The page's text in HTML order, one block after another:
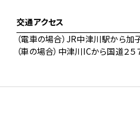
交通アクセス
（電車の場合）JR中津川駅から
（車の場合）中津川ICから国道２